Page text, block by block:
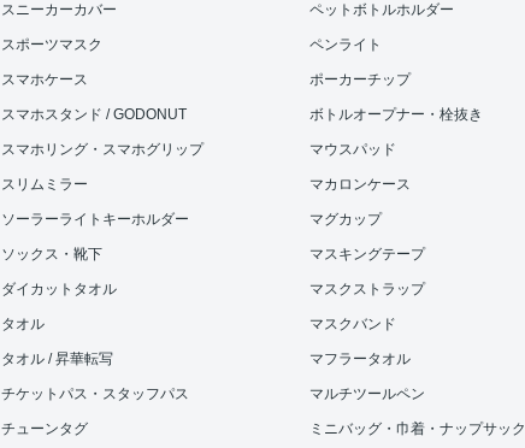
スニーカーカバー
スポーツマスク
スマホケース
スマホスタンド / GODONUT
スマホリング・スマホグリップ
スリムミラー
ソーラーライトキーホルダー
ソックス・靴下
ダイカットタオル
タオル
タオル / 昇華転写
チケットパス・スタッフパス
チューンタグ
ペットボトルホルダー
ペンライト
ポーカーチップ
ボトルオープナー・栓抜き
マウスパッド
マカロンケース
マグカップ
マスキングテープ
マスクストラップ
マスクバンド
マフラータオル
マルチツールペン
ミニバッグ・巾着・ナップサック